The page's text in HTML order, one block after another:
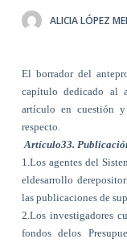
e
d
o
ALICIA LÓPEZ
El borrador del
capítulo dedicado al
artículo en cuestión y
respecto.
Artículo33.
1.Los agentes del
eldesarrollo
las publicaciones de
2.Los investigadores
fondos delos